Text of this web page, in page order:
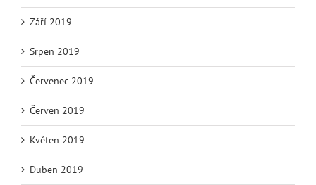
Září 2019
Srpen 2019
Červenec 2019
Červen 2019
Květen 2019
Duben 2019